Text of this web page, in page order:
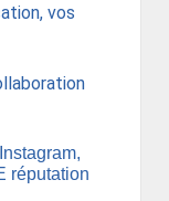
vos
réputation